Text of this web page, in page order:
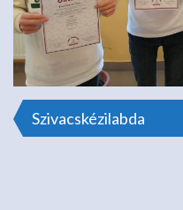
Bejegyzés
Szivacskézilabda